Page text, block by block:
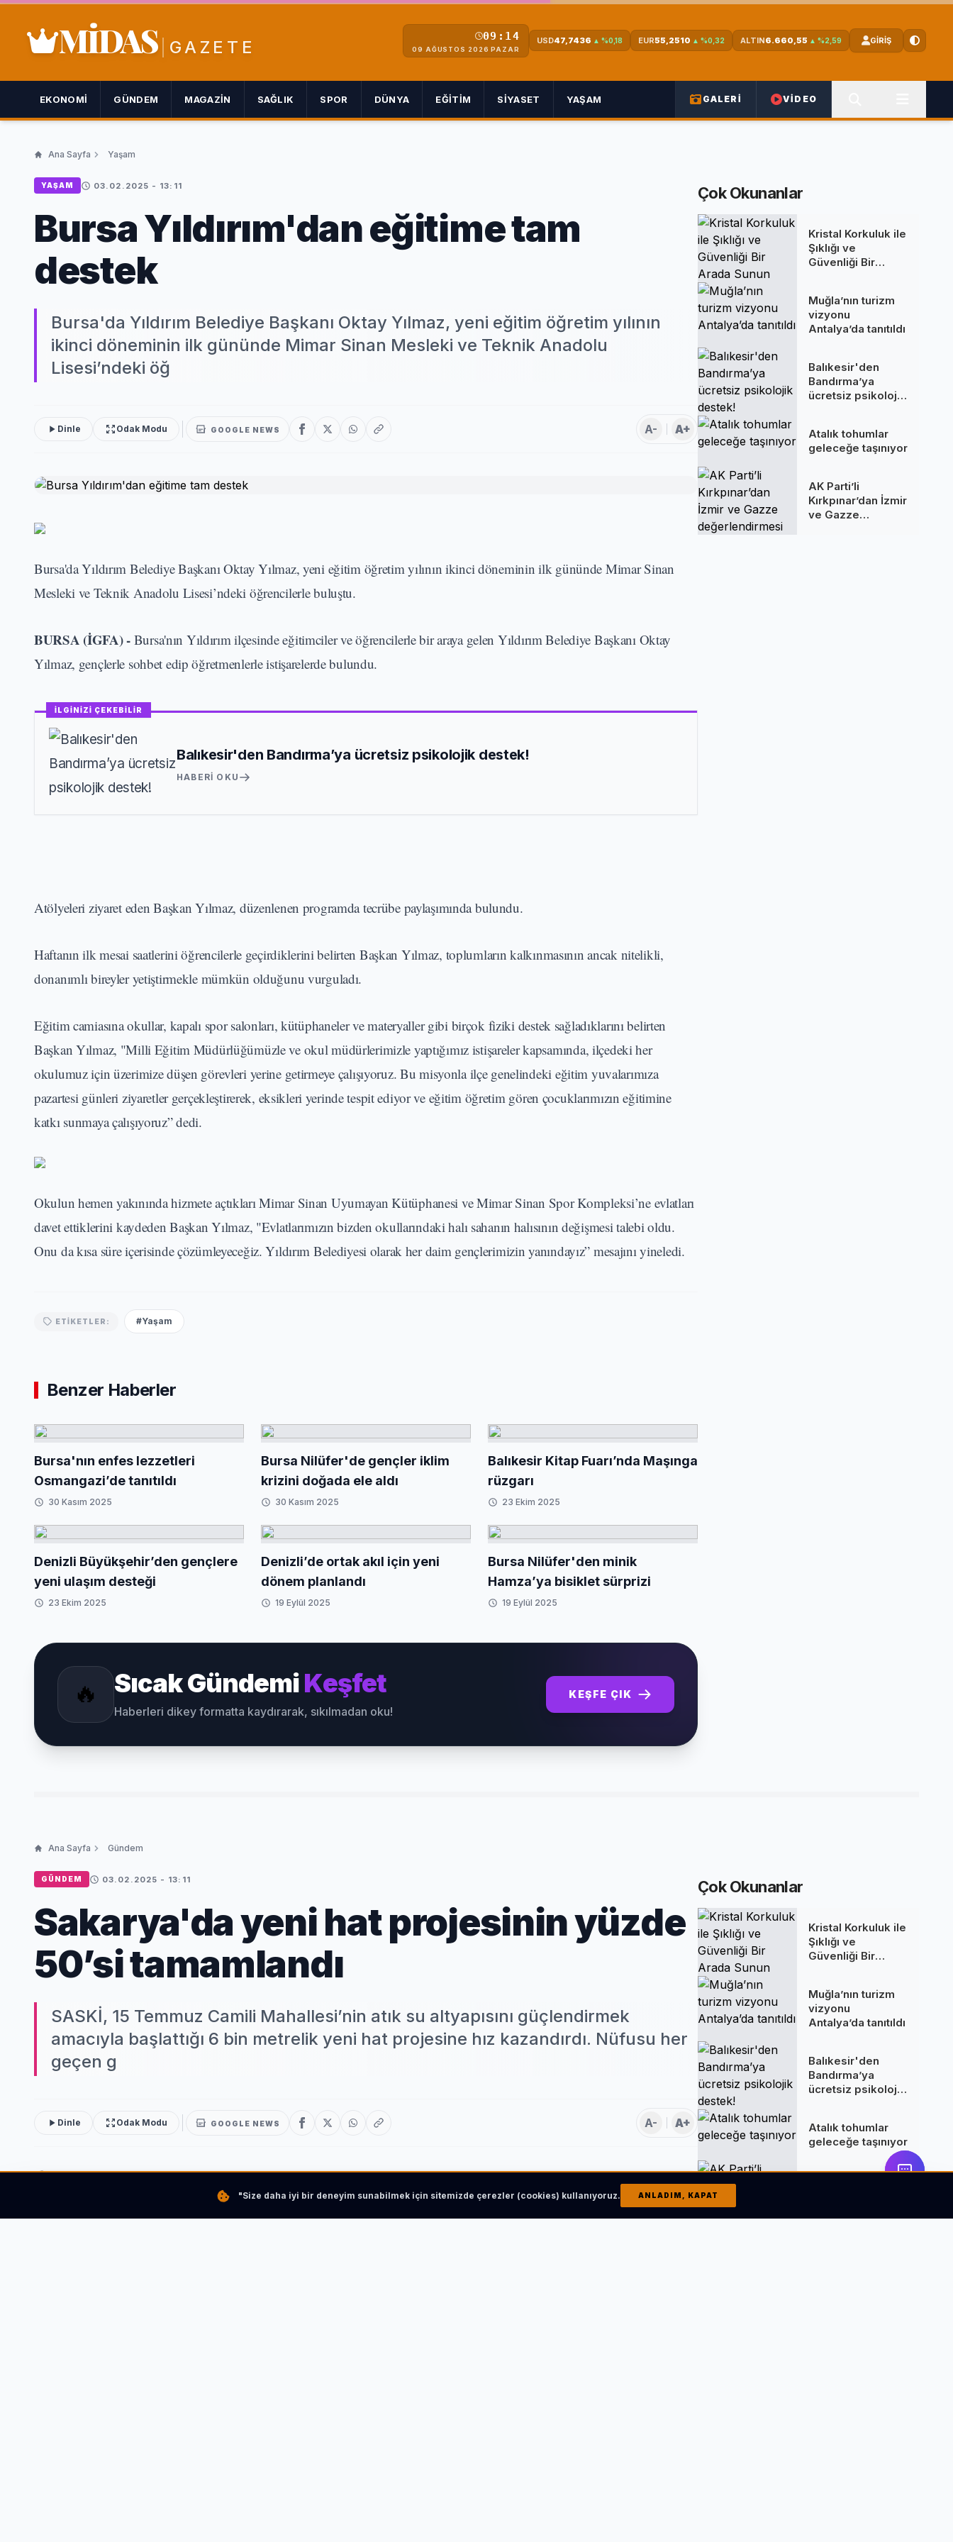
MİDAS GAZETE
09:14
09 AĞUSTOS 2026 PAZAR
USD47,7436 ▲ %0,18 EUR55,2510 ▲ %0,32 ALTIN6.660,55 ▲ %2,59 GİRİŞ
EKONOMI GÜNDEM MAGAZIN SAĞLIK SPOR DÜNYA EĞITIM SIYASET YAŞAM GALERİ VİDEO
Ana Sayfa Yaşam
YAŞAM 03.02.2025 - 13:11
Bursa Yıldırım'dan eğitime tam
destek
Bursa'da Yıldırım Belediye Başkanı Oktay Yılmaz, yeni eğitim öğretim yılının
ikinci döneminin ilk gününde Mimar Sinan Mesleki ve Teknik Anadolu
Lisesi’ndeki öğ
Dinle Odak Modu GOOGLE NEWS A- A+
Bursa'da Yıldırım Belediye Başkanı Oktay Yılmaz, yeni eğitim öğretim yılının ikinci döneminin ilk gününde Mimar Sinan
Mesleki ve Teknik Anadolu Lisesi’ndeki öğrencilerle buluştu.
BURSA (İGFA) - Bursa'nın Yıldırım ilçesinde eğitimciler ve öğrencilerle bir araya gelen Yıldırım Belediye Başkanı Oktay
Yılmaz, gençlerle sohbet edip öğretmenlerle istişarelerde bulundu.
İLGİNİZİ ÇEKEBİLİR
Balıkesir'den Bandırma’ya ücretsiz psikolojik destek!
HABERI OKU
Atölyeleri ziyaret eden Başkan Yılmaz, düzenlenen programda tecrübe paylaşımında bulundu.
Haftanın ilk mesai saatlerini öğrencilerle geçirdiklerini belirten Başkan Yılmaz, toplumların kalkınmasının ancak nitelikli,
donanımlı bireyler yetiştirmekle mümkün olduğunu vurguladı.
Eğitim camiasına okullar, kapalı spor salonları, kütüphaneler ve materyaller gibi birçok fiziki destek sağladıklarını belirten
Başkan Yılmaz, "Milli Eğitim Müdürlüğümüzle ve okul müdürlerimizle yaptığımız istişareler kapsamında, ilçedeki her
okulumuz için üzerimize düşen görevleri yerine getirmeye çalışıyoruz. Bu misyonla ilçe genelindeki eğitim yuvalarımıza
pazartesi günleri ziyaretler gerçekleştirerek, eksikleri yerinde tespit ediyor ve eğitim öğretim gören çocuklarımızın eğitimine
katkı sunmaya çalışıyoruz” dedi.
Okulun hemen yakınında hizmete açtıkları Mimar Sinan Uyumayan Kütüphanesi ve Mimar Sinan Spor Kompleksi’ne evlatları
davet ettiklerini kaydeden Başkan Yılmaz, "Evlatlarımızın bizden okullarındaki halı sahanın halısının değişmesi talebi oldu.
Onu da kısa süre içerisinde çözümleyeceğiz. Yıldırım Belediyesi olarak her daim gençlerimizin yanındayız” mesajını yineledi.
ETIKETLER: #Yaşam
Benzer Haberler
Bursa'nın enfes lezzetleri
Osmangazi’de tanıtıldı
30 Kasım 2025
Bursa Nilüfer'de gençler iklim
krizini doğada ele aldı
30 Kasım 2025
Balıkesir Kitap Fuarı’nda Maşınga
rüzgarı
23 Ekim 2025
Denizli Büyükşehir’den gençlere
yeni ulaşım desteği
23 Ekim 2025
Denizli’de ortak akıl için yeni
dönem planlandı
19 Eylül 2025
Bursa Nilüfer'den minik
Hamza’ya bisiklet sürprizi
19 Eylül 2025
🔥 Sıcak GündemiKeşfet
Haberleri dikey formatta kaydırarak, sıkılmadan oku!
KEŞFE ÇIK
Çok Okunanlar
Kristal Korkuluk ile
Şıklığı ve
Güvenliği Bir
Muğla’nın turizm
vizyonu
Antalya’da tanıtıldı
Balıkesir'den
Bandırma’ya
ücretsiz psikolojik
Atalık tohumlar
geleceğe taşınıyor
AK Parti’li
Kırkpınar’dan İzmir
ve Gazze
Ana Sayfa Gündem
GÜNDEM 03.02.2025 - 13:11
Sakarya'da yeni hat projesinin yüzde
50’si tamamlandı
SASKİ, 15 Temmuz Camili Mahallesi’nin atık su altyapısını güçlendirmek
amacıyla başlattığı 6 bin metrelik yeni hat projesine hız kazandırdı. Nüfusu her
geçen g
Dinle Odak Modu GOOGLE NEWS A- A+
Çok Okunanlar
Kristal Korkuluk ile
Şıklığı ve
Güvenliği Bir
Muğla’nın turizm
vizyonu
Antalya’da tanıtıldı
Balıkesir'den
Bandırma’ya
ücretsiz psikolojik
Atalık tohumlar
geleceğe taşınıyor
değerlendirmesi
"Size daha iyi bir deneyim sunabilmek için sitemizde çerezler (cookies) kullanıyoruz. ANLADIM, KAPAT